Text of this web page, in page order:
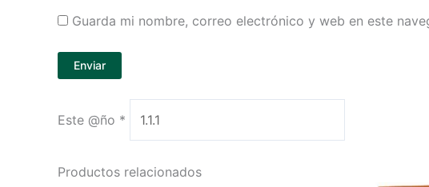
Guarda mi nombre, correo electrónico y web en este
Este @ño *
Productos relacionados